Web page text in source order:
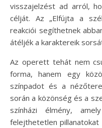
visszajelzést ad arról,
célját. Az „Elfújta a
reakciói segíthetnek
átéljék a karaktereik
Az operett tehát nem
forma, hanem egy
színpadot és a
során a közönség és a
színházi élmény,
felejthetetlen